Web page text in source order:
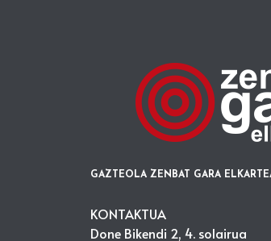
GAZTEOLA ZENBAT GARA
KONTAKTUA
Done Bikendi 2, 4. solairua